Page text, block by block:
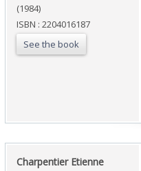
(1984)
ISBN : 2204016187
See the book
‎Charpentier Etienne‎